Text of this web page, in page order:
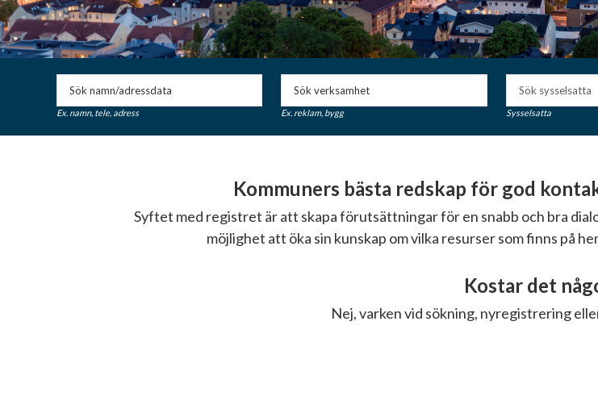
Ex. namn, tele, adress Ex. reklam, bygg Sysselsatta
Kommuners bästa redskap för god
Syftet med registret är att skapa förutsättningar för en snabb och bra
möjlighet att öka sin kunskap om vilka resurser som finns på
Kostar det
Nej, varken vid sökning, nyregistrering